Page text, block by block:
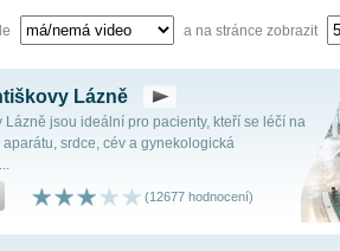
a na stránce zobrazit
Lázně
Lázně jsou ideální pro pacienty, kteří se léčí na
srdce, cév a gynekologická
(12677 hodnocení)